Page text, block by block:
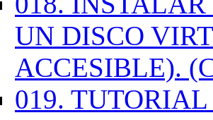
UN DISCO
ACCESIBLE).
019.